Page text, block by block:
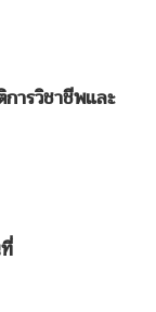
ารวิชาชีพและ